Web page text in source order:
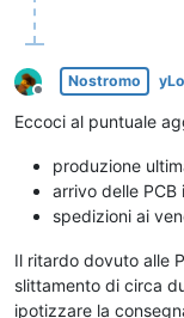
Non in linea
Nostromo
Eccoci al puntuale
produzione
arrivo delle PCB
spedizioni ai
Il ritardo dovuto alle
slittamento di circa
ipotizzare la